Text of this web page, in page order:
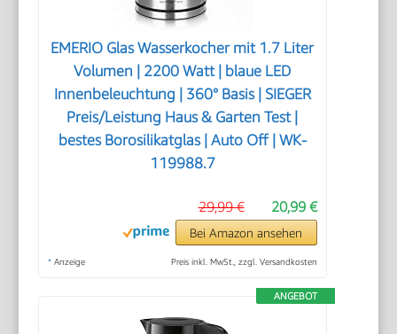
EMERIO Glas Wasserkocher mit 1.7 Liter
Volumen | 2200 Watt | blaue LED
Innenbeleuchtung | 360° Basis | SIEGER
Preis/Leistung Haus & Garten Test |
bestes Borosilikatglas | Auto Off | WK-
119988.7
20,99 €
29,99 €
Bei Amazon ansehen
* Anzeige Preis inkl. MwSt., zzgl. Versandkosten
ANGEBOT